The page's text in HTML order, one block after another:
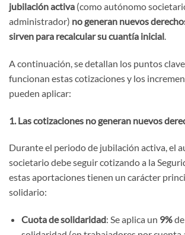
jubilación activa (como autónomo
administrador) no generan nuevos
sirven para recalcular su cuantía inicial.
A continuación, se detallan los puntos
funcionan estas cotizaciones y los
pueden aplicar:
1. Las cotizaciones no generan nuevos
Durante el periodo de jubilación activa, el
societario debe seguir cotizando a la
estas aportaciones tienen un carácter
solidario:
Cuota de solidaridad: Se aplica un 9%de